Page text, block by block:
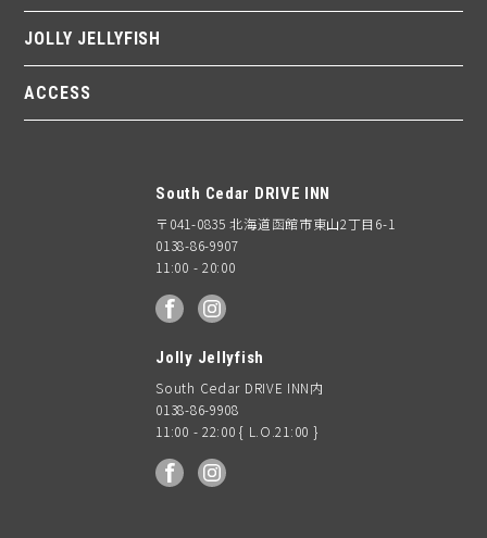
JOLLY JELLYFISH
ACCESS
South Cedar DRIVE INN
〒041-0835 北海道函館市東山2丁目6-1
0138-86-9907
11:00 - 20:00
facebook
Jolly Jellyfish
South Cedar DRIVE INN内
0138-86-9908
11:00 - 22:00 { L.O.21:00 }
facebook